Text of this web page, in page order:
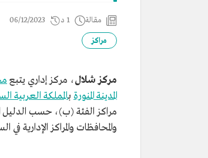
مقالة 1 د 06/12/2023
مراكز
مركز شلال، مركز إداري يتبع
المدينة المنورة بالمملكة العربية
مراكز الفئة (ب)، حسب الدليل
والمحافظات والمراكز الإدارية في